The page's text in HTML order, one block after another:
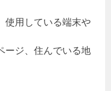
使用している端末や
ージ、住んでいる地